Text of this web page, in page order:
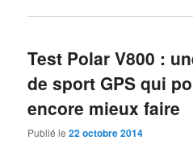
Test Polar V800 :
de sport GPS qui
encore mieux faire
Publié le22 octobre 2014